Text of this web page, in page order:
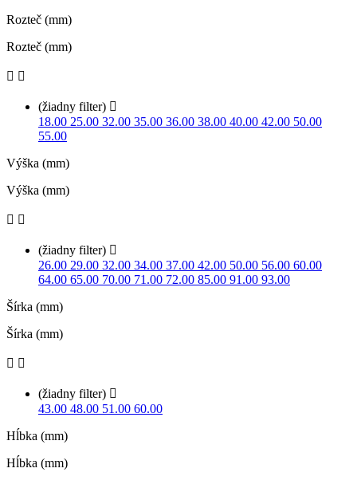
Rozteč (mm)
Rozteč (mm)
 
(žiadny filter) 
18.00 25.00 32.00 35.00 36.00 38.00 40.00 42.00 50.00
55.00
Výška (mm)
Výška (mm)
 
(žiadny filter) 
26.00 29.00 32.00 34.00 37.00 42.00 50.00 56.00 60.00
64.00 65.00 70.00 71.00 72.00 85.00 91.00 93.00
Šírka (mm)
Šírka (mm)
 
(žiadny filter) 
43.00 48.00 51.00 60.00
Hĺbka (mm)
Hĺbka (mm)